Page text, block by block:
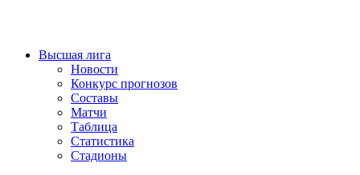
Высшая лига
Новости
Конкурс прогнозов
Составы
Матчи
Таблица
Статистика
Стадионы